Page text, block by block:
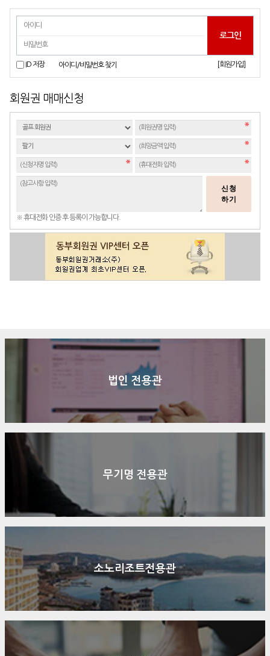
ID 저장 아이디/비밀번호 찾기 [회원가입]
회원권 매매신청
신청
하기
※ 휴대전화 인증 후 등록이 가능합니다.
구매문의 상담신청
법인 전용관
무기명 전용관
소노리조트전용관